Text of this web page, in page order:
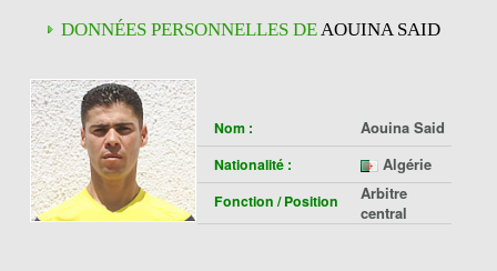
DONNÉES PERSONNELLES DEAOUINA SAID
Nom : Aouina Said
Nationalité : Algérie
Fonction / Position
Arbitre
central